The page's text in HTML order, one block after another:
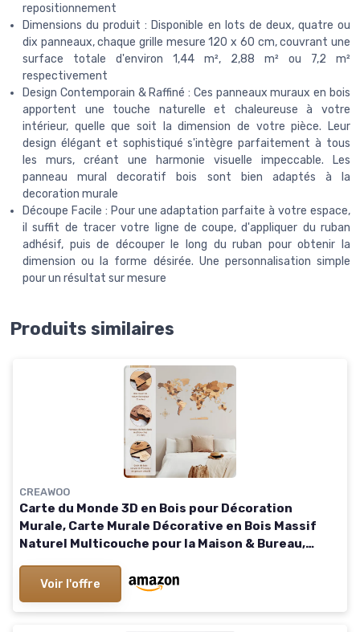
repositionnement
Dimensions du produit : Disponible en lots de deux, quatre ou
dix panneaux, chaque grille mesure 120 x 60 cm, couvrant une
surface totale d'environ 1,44 m², 2,88 m² ou 7,2 m²
respectivement
Design Contemporain & Raffiné : Ces panneaux muraux en bois
apportent une touche naturelle et chaleureuse à votre
intérieur, quelle que soit la dimension de votre pièce. Leur
design élégant et sophistiqué s'intègre parfaitement à tous
les murs, créant une harmonie visuelle impeccable. Les
panneau mural decoratif bois sont bien adaptés à la
decoration murale
Découpe Facile : Pour une adaptation parfaite à votre espace,
il suffit de tracer votre ligne de coupe, d'appliquer du ruban
adhésif, puis de découper le long du ruban pour obtenir la
dimension ou la forme désirée. Une personnalisation simple
pour un résultat sur mesure
Produits similaires
CREAWOO
Carte du Monde 3D en Bois pour Décoration
Murale, Carte Murale Décorative en Bois Massif
Naturel Multicouche pour la Maison & Bureau,
200x114 CM
Voir l'offre